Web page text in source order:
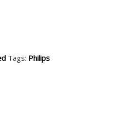
Tags: Philips